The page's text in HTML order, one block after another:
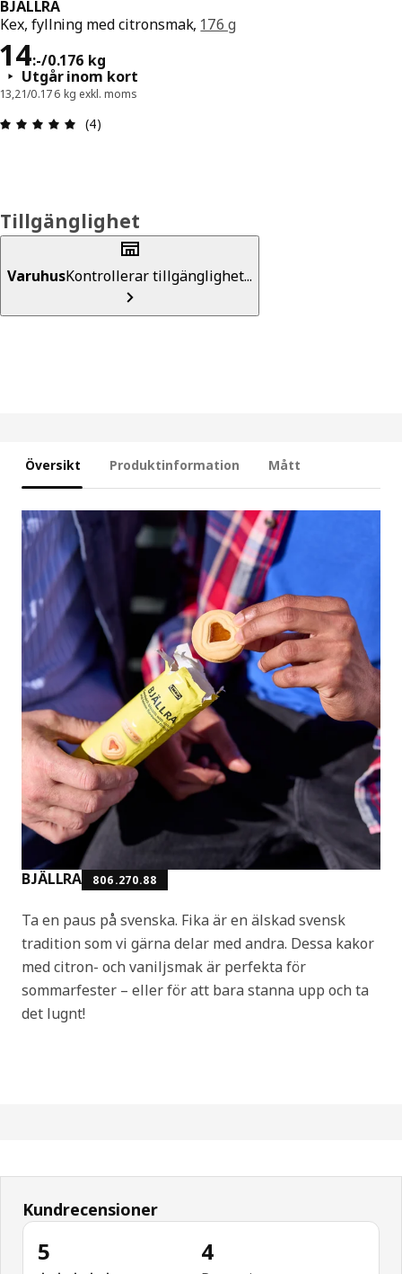
BJÄLLRA
Kex, fyllning med citronsmak, 176 g
14:-/0.176 kg
Pris 14:-/0.176 kg
Utgår inom kort
13,21/0.176 kg exkl. moms
Recension: 5 utav 5 stjärnor. Totalt antal
(4)
Tillgänglighet
VaruhusKontrollerar tillgänglighet...
Översikt Produktinformation Mått
BJÄLLRA 806.270.88
Ta en paus på svenska. Fika är en älskad svensk
tradition som vi gärna delar med andra. Dessa kakor
med citron- och vaniljsmak är perfekta för
sommarfester – eller för att bara stanna upp och ta
det lugnt!
Kundrecensioner
5 4